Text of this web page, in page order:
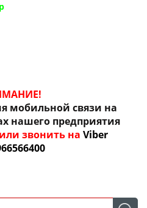
мобильной связи на
нашего предприятия
звонить на Viber